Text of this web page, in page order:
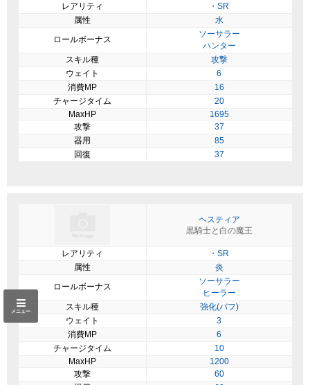
レアリティ
・SR
属性
水
ロールボーナス
ソーサラー
ハンター
スキル種
攻撃
ウェイト
6
消費MP
16
チャージタイム
20
MaxHP
1695
攻撃
37
器用
85
回復
37
ヘスティア
黒騎士と白の魔王
レアリティ
・SR
属性
炎
ロールボーナス
ソーサラー
ヒーラー
スキル種
強化(バフ)
ウェイト
3
消費MP
6
チャージタイム
10
MaxHP
1200
攻撃
60
メニュー